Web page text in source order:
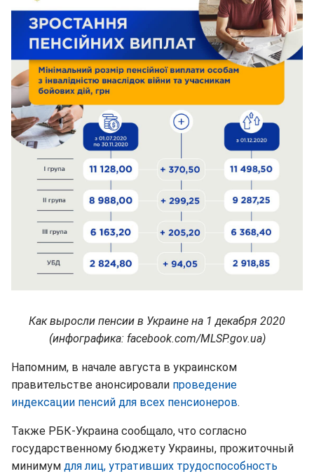
Как выросли пенсии в Украине на 1 декабря 2020
(инфографика: facebook.com/MLSP.gov.ua)
Напомним, в начале августа в украинском
правительстве анонсировали проведение
индексации пенсий для всех пенсионеров.
Также РБК-Украина сообщало, что согласно
государственному бюджету Украины, прожиточный
минимум для лиц, утративших трудоспособность